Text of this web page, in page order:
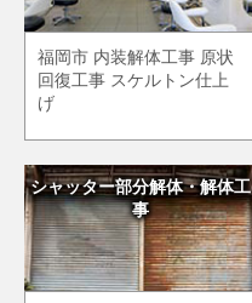
福岡市 内装解体工事 原状
回復工事 スケルトン仕上
げ
シャッター部分解体・解体工
事